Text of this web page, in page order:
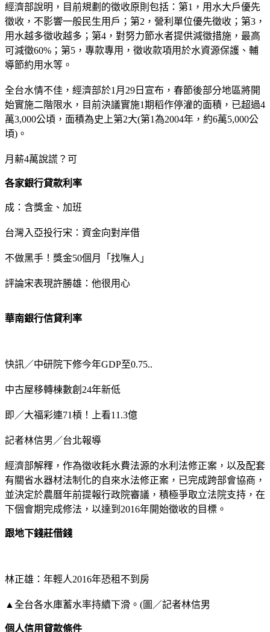
經濟部說明，目前規劃的徵收原則包括：第1，用水大戶優先
徵收，不影響一般民生用戶；第2，營利單位優先徵收；第3，
用水越多徵收越多；第4，對努力節水者提供減徵措施，最高
可減徵60%；第5，專款專用，徵收款項用於水資源保護、輔
導節約用水等。
全台水情不佳，經濟部於1月29日宣布，春節後部分地區將開
始實施二階限水，目前決議實施1期稻作停灌的面積，已超過4
萬3,000公頃，面積為史上第2大(第1為2004年，約6萬5,000公
頃)。
月薪4萬說謊？可
各家銀行貸款利率
成：含獎金、加班
台灣入亞投行宋：資金向對岸借
不做黑手！獎金50個月「找嘸人」
評論宋表現許勝雄：他很用心
華南銀行信貸利率
快訊／中研院下修今年GDP至0.75..
中古屋移轉棟數創24年新低
即／大福彩連71槓！上看11.3億
記者林信男／台北報導
經濟部解釋，作為徵收耗水費法源的水利法修正案，以及配套
有關省水器材法制化的自來水法修正案，已完成跨部會協商，
並決定於農曆年前提報行政院審議，積極爭取立法院支持，在
下個會期完成修法，以達到2016年開始徵收的目標。
跟地下錢莊借錢
林正雄：年輕人2016年恐租不到房
▲全台各水庫蓄水率持續下滑。(圖／記者林信男
個人信用貸款條件